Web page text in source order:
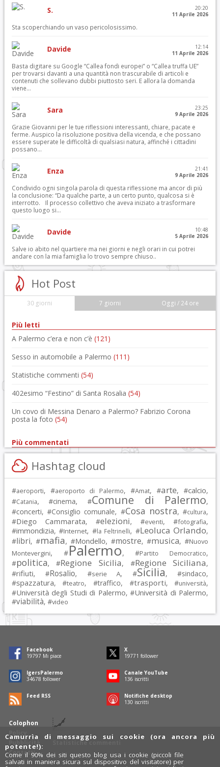
S.
20:20
11 Aprile 2026
Sta scoperchiando un vaso pericolosissimo.
Davide
12:14
11 Aprile 2026
Basta digitare su Google “Callea fondi europei” o “Callea truffa UE”
per trovarsi davanti a una quantità non trascurabile di articoli e
contenuti che sollevano dubbi piuttosto seri. E allora la domanda
viene...
Sara
23:25
9 Aprile 2026
Grazie Giovanni per le tue riflessioni interessanti, chiare, pacate e
ferme. Auspico la risoluzione positiva della vicenda, e che possano
essere superate le difficoltà di qualsiasi natura, affinché i cittadini
possano...
Enza
21:41
9 Aprile 2026
Condivido ogni singola parola di questa riflessione ma ancor di più
la conclusione: “Da qualche parte, a un certo punto, qualcosa si è
interrotto. Il processo collettivo che aveva iniziato a trasformare
questo luogo si...
Davide
10:48
5 Aprile 2026
Salve io abito nel quartiere ma nei giorni e negli orari in cui potrei
andare con la mia famiglia lo trovo sempre chiuso..
Hot Post
30 giorni 7 giorni Oggi / 24 ore
Più letti
A Palermo c’era e non c’è (121)
Sesso in automobile a Palermo (111)
Statistiche commenti (54)
402esimo “Festino” di Santa Rosalia (54)
Un covo di Messina Denaro a Palermo? Fabrizio Corona
posta la foto (54)
Più commentati
Hashtag cloud
#aeroporti, #aeroporto di Palermo, #Amat, #arte, #calcio,
#Catania, #cinema, #Comune di Palermo,
#concerti, #Consiglio comunale, #Cosa nostra, #cultura,
#Diego Cammarata, #elezioni, #eventi, #fotografia,
#immondizia, #Internet, #la Feltrinelli, #Leoluca Orlando,
#libri, #mafia, #Mondello, #mostre, #musica, #Nuovo
Montevergini, #Palermo, #Partito Democratico,
#politica, #Regione Sicilia, #Regione Siciliana,
#rifiuti, #Rosalio, #serie A, #Sicilia, #sindaco,
#spazzatura, #teatro, #traffico, #trasporti, #università,
#Università degli Studi di Palermo, #Università di Palermo,
#viabilità, #video
Colophon
Policy
Pubblicità
Contatti
Statistiche commenti
Facebook
19797 Mi piace
X
19771 follower
IgersPalermo
34678 follower
Canale YouTube
136 iscritti
Feed RSS
Notifiche desktop
130 iscritti
Camurrìa di messaggio sui cookie (ora ancora più
potente!):
Come il 90% dei siti questo blog usa i cookie (piccoli file
salvati in maniera sicura sul dispositivo del visitatore) per